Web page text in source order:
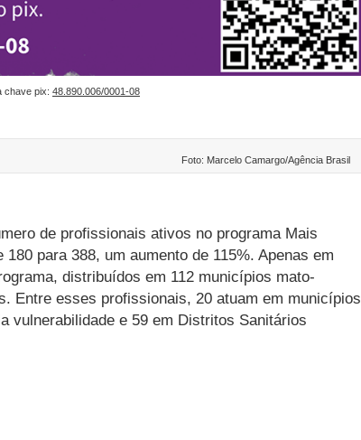
chave pix: 48.890.006/0001-08
Foto: Marcelo Camargo/Agência Brasil
de profissionais ativos no programa Mais
180 para 388, um aumento de 115%. Apenas em
distribuídos em 112 municípios mato-
Entre esses profissionais, 20 atuam em municípios
vulnerabilidade e 59 em Distritos Sanitários